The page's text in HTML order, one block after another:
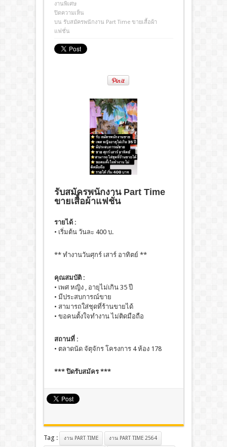
งานพิเศษ
ปิดความเห็น
บน รับสมัครพนักงาน Part Time ขายเสื้อผ้า
แฟชั่น
รับสมัครพนักงาน Part Time
ขายเสื้อผ้าแฟชั่น
รายได้ :
• เริ่มต้น วันละ 400 บ.
** ทำงานวันศุกร์ เสาร์ อาทิตย์ **
คุณสมบัติ :
• เพศ หญิง , อายุไม่เกิน 35 ปี
• มีประสบการณ์ขาย
• สามารถใส่ชุดที่ร้านขายได้
• ขอคนตั้งใจทำงาน ไม่ติดมือถือ
สถานที่ :
• ตลาดนัด จัตุจักร โครงการ 4 ห้อง 178
*** ปิดรับสมัคร ***
Tag : งาน PART TIME งาน PART TIME 2564